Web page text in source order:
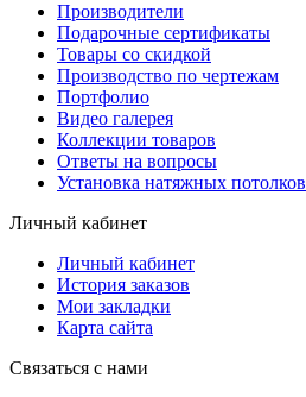
Производители
Подарочные сертификаты
Товары со скидкой
Производство по чертежам
Портфолио
Видео галерея
Коллекции товаров
Ответы на вопросы
Установка натяжных потолков
Личный кабинет
Личный кабинет
История заказов
Мои закладки
Карта сайта
Связаться с нами